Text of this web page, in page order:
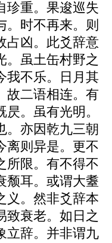
珍重。果逡巡失
。时不再来。则
占凶。此爻辞意
。虽土缶村野之
我不乐。日月其
故二语相连。有
。虽有光明。
。亦因乾九三朝
离则异是。更不
所限。有不得不
颓耳。或谓大耋
义。然非爻辞本
致衰老。如日之
立辞。并非谓九